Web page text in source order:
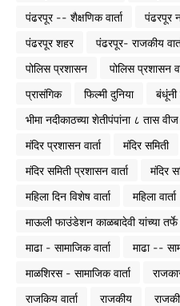
पंढरपूर -- शैक्षणिक वार्ता
पंढरपूर
पंढरपूर शहर
पंढरपूर- राजकीय
पोलिस प्रशासन
पोलिस प्रशासन
प्रासंगिक
फिल्मी दुनिया बंधूंनी
भीमा नदीकाठच्या शेतीपंपांना ८ तास वीज
मंदिर प्रशासन वार्ता
मंदिर समिती
मंदिर समिती प्रशासन वार्ता
मंदिर
महिला दिन विशेष वार्ता
महिला वार्ता
माऊली फाउंडेशन काळबादेवी यांच्या
माढा - सामाजिक वार्ता
माढा --
माळशिरस - सामाजिक वार्ता
राजकिय वार्ता
राजकीय